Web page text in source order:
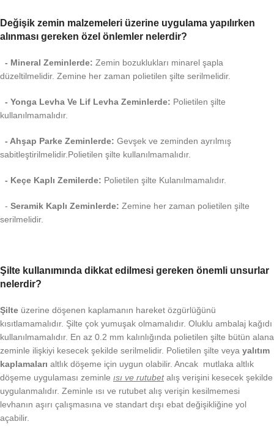
Değişik zemin malzemeleri üzerine uygulama yapılırken
alınması gereken özel önlemler nelerdir?
- Mineral Zeminlerde: Zemin bozuklukları minarel şapla
düzeltilmelidir. Zemine her zaman polietilen şilte serilmelidir.
- Yonga Levha Ve Lif Levha Zeminlerde: Polietilen şilte
kullanılmamalıdır.
- Ahşap Parke Zeminlerde: Gevşek ve zeminden ayrılmış
sabitleştirilmelidir.Polietilen şilte kullanılmamalıdır.
- Keçe Kaplı Zemilerde: Polietilen şilte Kulanılmamalıdır.
- Seramik Kaplı Zeminlerde: Zemine her zaman polietilen şilte
serilmelidir.
Şilte kullanımında dikkat edilmesi gereken önemli unsurlar
nelerdir?
Şilte üzerine döşenen kaplamanın hareket özgürlüğünü
kısıtlamamalıdır. Şilte çok yumuşak olmamalıdır. Oluklu ambalaj kağıdı
kullanılmamalıdır. En az 0.2 mm kalınlığında polietilen şilte bütün alana
zeminle ilişkiyi kesecek şekilde serilmelidir. Polietilen şilte veya yalıtım
kaplamaları altlık döşeme için uygun olabilir. Ancak mutlaka altlık
döşeme uygulaması zeminle ısı ve rutubet alış verişini kesecek şekilde
uygulanmalıdır. Zeminle ısı ve rutubet alış verişin kesilmemesi
levhanın aşırı çalışmasına ve standart dışı ebat değişikliğine yol
açabilir.